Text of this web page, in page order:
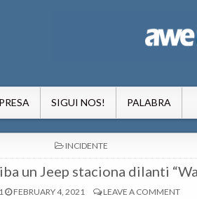
SIGUI NOS! PALABRA
POSTED
IN
INCIDENTE
un Jeep staciona dilanti
FEBRUARY 4, 2021 LEAVE A COMMENT